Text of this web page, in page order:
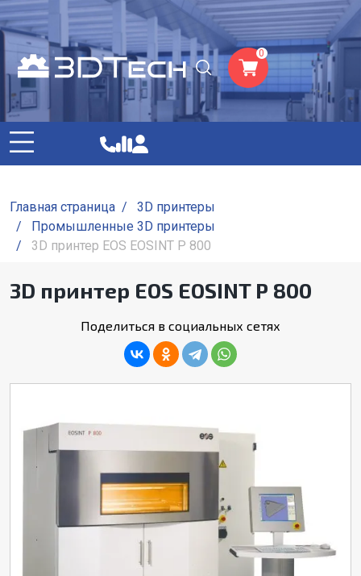
0
Главная страница /
3D принтеры
/
Промышленные 3D принтеры
/
3D принтер EOS EOSINT P 800
3D принтер EOS EOSINT P 800
Поделиться в социальных сетях